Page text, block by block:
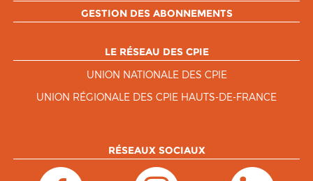
GESTION DES ABONNEMENTS
LE RÉSEAU DES CPIE
UNION NATIONALE DES CPIE
UNION RÉGIONALE DES CPIE HAUTS-DE-FRANCE
RÉSEAUX SOCIAUX